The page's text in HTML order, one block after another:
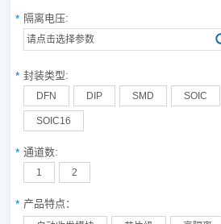
隔离电压:
请点击选择参数
封装类型:
DFN DIP SMD SOIC
SOIC16
通道数:
1 2
产品特点：